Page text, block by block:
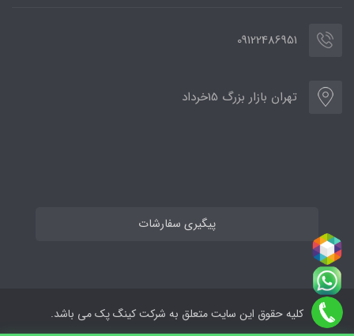
09122486951
تهران بازار بزرگ 15خرداد
پیگیری سفارشات
کلیه حقوق این سایت متعلق به شرکت کینگ پک می باشد.